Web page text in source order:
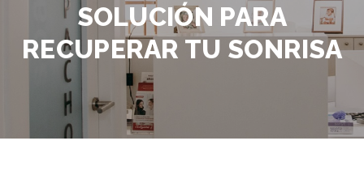
SOLUCIÓN PARA
RECUPERAR TU SONRISA